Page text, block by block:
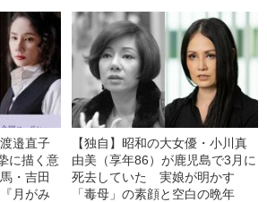
邉直子
に描く意
・吉田
月がみ
【独自】昭和の大女優・小川真
由美（享年86）が鹿児島で3月に
死去していた 実娘が明かす
「毒母」の素顔と空白の晩年